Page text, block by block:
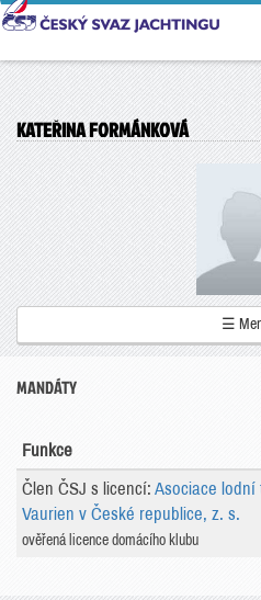
KATEŘINA FORMÁNKOVÁ
☰
MANDÁTY
Funkce
Člen ČSJ s licencí: Asociace lodní
Vaurien v České republice, z. s.
ověřená licence domácího klubu